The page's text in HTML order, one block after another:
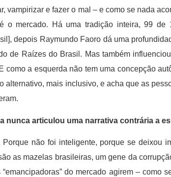
vampirizar e fazer o mal – e como se nada
o mercado. Há uma tradição inteira, 99
depois Raymundo Faoro dá uma
de Raízes do Brasil. Mas também
como a esquerda não tem uma concepção
alternativo, mais inclusivo, e acha que as
nunca articulou uma narrativa contrária a
Porque não foi inteligente, porque se deixou
as mazelas brasileiras, um gene da
do mercado agirem –